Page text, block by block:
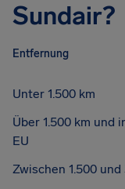
Sundair?
Entfernung
Unter 1.500 km
Über 1.500 km und
EU
Zwischen 1.500 und